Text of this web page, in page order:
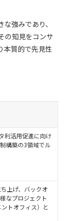
強みであり、
の知見をコンサ
本質的で先見性
利活用促進に向け
構築の3領域でル
上げ、バックオ
なプロジェクト
トオフィス）と